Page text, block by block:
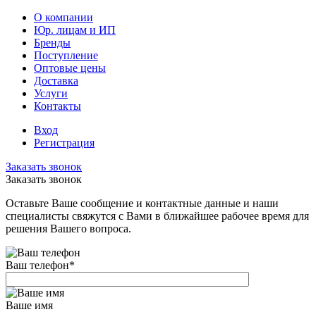
О компании
Юр. лицам и ИП
Бренды
Поступление
Оптовые цены
Доставка
Услуги
Контакты
Вход
Регистрация
Заказать звонок
Заказать звонок
Оставьте Ваше сообщение и контактные данные и наши
специалисты свяжутся с Вами в ближайшее рабочее время для
решения Вашего вопроса.
Ваш телефон*
Ваше имя